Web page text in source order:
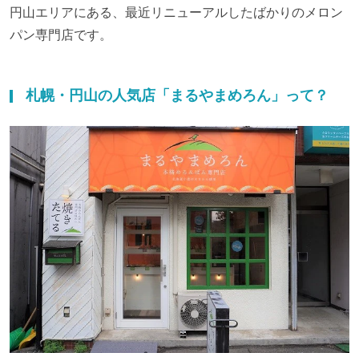
円山エリアにある、最近リニューアルしたばかりのメロン
パン専門店です。
札幌・円山の人気店「まるやまめろん」って？